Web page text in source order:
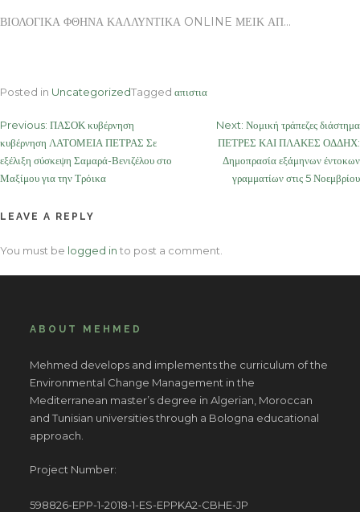
ΒΙΟΛΟΓΙΚΑ ΦΘΗΝΑ ΚΑΛΛΥΝΤΙΚΑ ONLINE ΜΕΙΚ ΑΠ…
Posted in UncategorizedTagged απιστια
Post
navigation
Previous: ΠΑΣΟΚ κυβέρνηση
κυβέρνηση ΛΑΤΟΜΕΙΑ ΠΕΤΡΑΣ Σε
εξέλιξη σύσκεψη Σαμαρά-Βενιζέλου στο
Μαξίμου για την Τρόικα
Next: Νομική τράπεζες διάστημα
ΠΕΤΡΕΣ ΚΑΙ ΠΛΑΚΕΣ ΟΔΔΗΧ:
Δημοπρασία εξάμηνων έντοκων
γραμματίων στις 5 Νοεμβρίου
LEAVE A REPLY
You must be logged in to post a comment.
ABOUT MEHMED
Mehmed develops and implements the curriculum of the
Environmental Change Management in the
Mediterranean master’s degree in Algerian, Moroccan
and Tunisian universities through a Bologna educational
approach.
Project Number:
598826-EPP-1-2018-1-ES-EPPKA2-CBHE-JP